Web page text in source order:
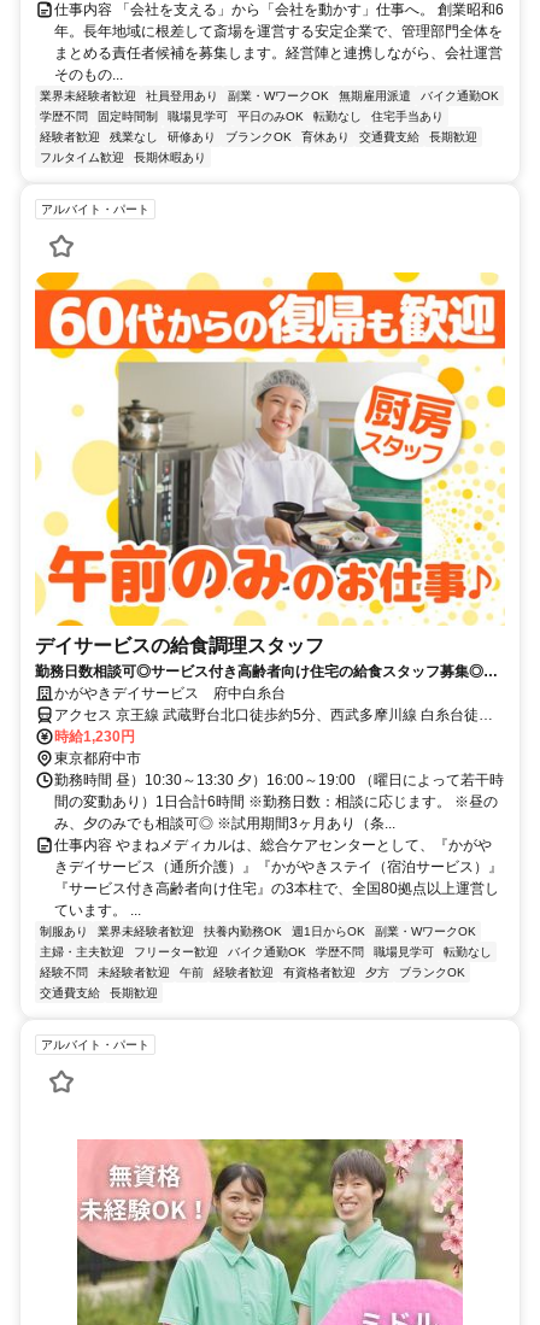
仕事内容 「会社を支える」から「会社を動かす」仕事へ。 創業昭和6
年。長年地域に根差して斎場を運営する安定企業で、管理部門全体を
まとめる責任者候補を募集します。経営陣と連携しながら、会社運営
そのもの...
業界未経験者歓迎 社員登用あり 副業・WワークOK 無期雇用派遣
バイク通勤OK
学歴不問
固定時間制 職場見学可 平日のみOK 転勤なし
住宅手当あり
経験者歓迎
残業なし 研修あり ブランクOK 育休あり 交通費支給
長期歓迎
フルタイム歓迎
長期休暇あり
アルバイト・パート
デイサービスの給食調理スタッフ
勤務日数相談可◎サービス付き高齢者向け住宅の給食スタッフ募集◎未
経験歓迎！家庭での調理経験があれば◎
かがやきデイサービス 府中白糸台
アクセス 京王線 武蔵野台北口徒歩約5分、西武多摩川線 白糸台徒歩
約6分、京王線 多磨霊園北口徒歩約14分 京王線「武蔵野台」駅北口
下車徒歩５分 西武多摩川線「白糸台」駅下車徒歩５分
時給1,230円
東京都府中市
勤務時間 昼）10:30～13:30 夕）16:00～19:00 （曜日によって若干時
間の変動あり）1日合計6時間 ※勤務日数：相談に応じます。 ※昼の
み、夕のみでも相談可◎ ※試用期間3ヶ月あり（条...
仕事内容 やまねメディカルは、総合ケアセンターとして、『かがや
きデイサービス（通所介護）』『かがやきステイ（宿泊サービス）』
『サービス付き高齢者向け住宅』の3本柱で、全国80拠点以上運営し
ています。 ...
制服あり 業界未経験者歓迎 扶養内勤務OK 週1日からOK
副業・WワークOK
主婦・主夫歓迎
フリーター歓迎 バイク通勤OK 学歴不問 職場見学可
転勤なし
経験不問
未経験者歓迎 午前 経験者歓迎 有資格者歓迎 夕方
ブランクOK
交通費支給
長期歓迎
アルバイト・パート